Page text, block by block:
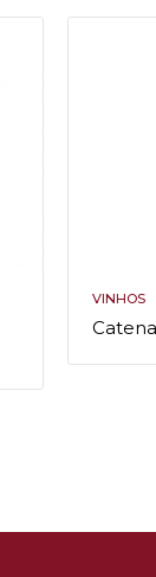
VINHOS